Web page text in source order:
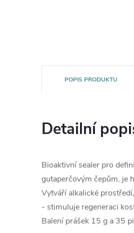
POPIS PRODUKTU
Detailní
Bioaktivní sealer pro
gutaperčovým čepům, je
Vytváří alkalické
- stimuluje regeneraci
Balení prášek 15 g a 35